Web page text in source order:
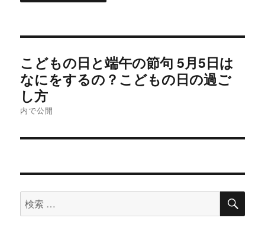
稿
ナ
ー
シ
ョ
こどもの日と端午の節句 5月5日は
なにをするの？こどもの日の過ご
し方
内で公開
検
索
検